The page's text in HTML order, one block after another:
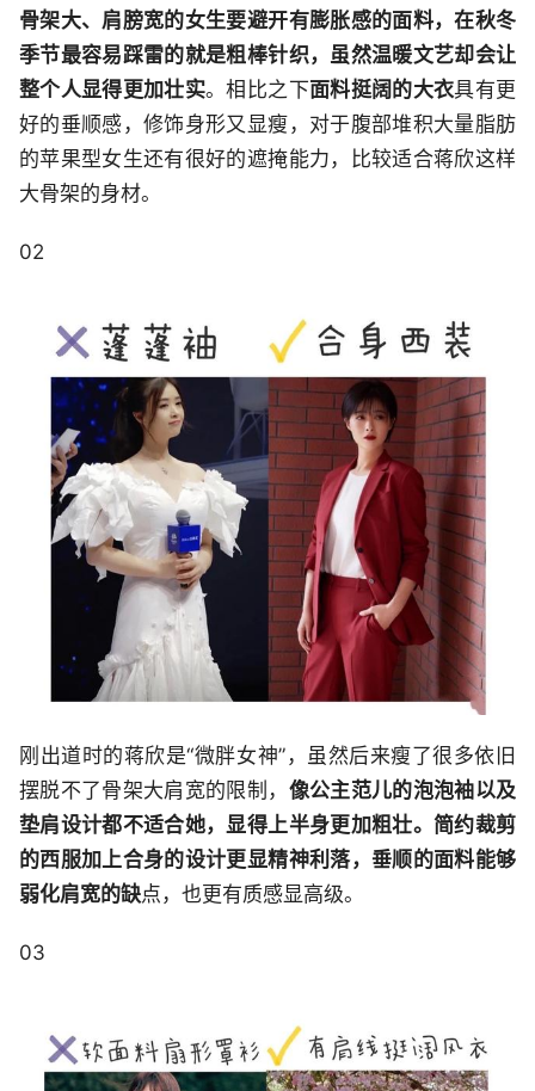
骨架大、肩膀宽的女生要避开有膨胀感的面料，在秋冬
季节最容易踩雷的就是粗棒针织，虽然温暖文艺却会让
整个人显得更加壮实。相比之下面料挺阔的大衣具有更
好的垂顺感，修饰身形又显瘦，对于腹部堆积大量脂肪
的苹果型女生还有很好的遮掩能力，比较适合蒋欣这样
大骨架的身材。
02
刚出道时的蒋欣是“微胖女神”，虽然后来瘦了很多依旧
摆脱不了骨架大肩宽的限制， 像公主范儿的泡泡袖以及
垫肩设计都不适合她，显得上半身更加粗壮。简约裁剪
的西服加上合身的设计更显精神利落，垂顺的面料能够
弱化肩宽的缺点，也更有质感显高级。
03